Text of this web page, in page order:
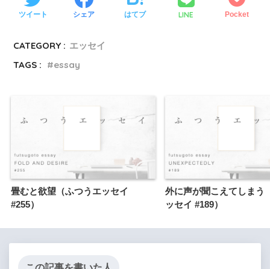
ツイート シェア はてブ LINE Pocket
CATEGORY : エッセイ
TAGS :
essay
畳むと欲望（ふつうエッセイ
#255）
外に声が聞こえてしまう
ッセイ #189）